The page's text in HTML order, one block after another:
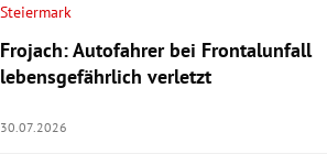
Steiermark
Frojach: Autofahrer bei Frontalunfall
lebensgefährlich verletzt
30.07.2026